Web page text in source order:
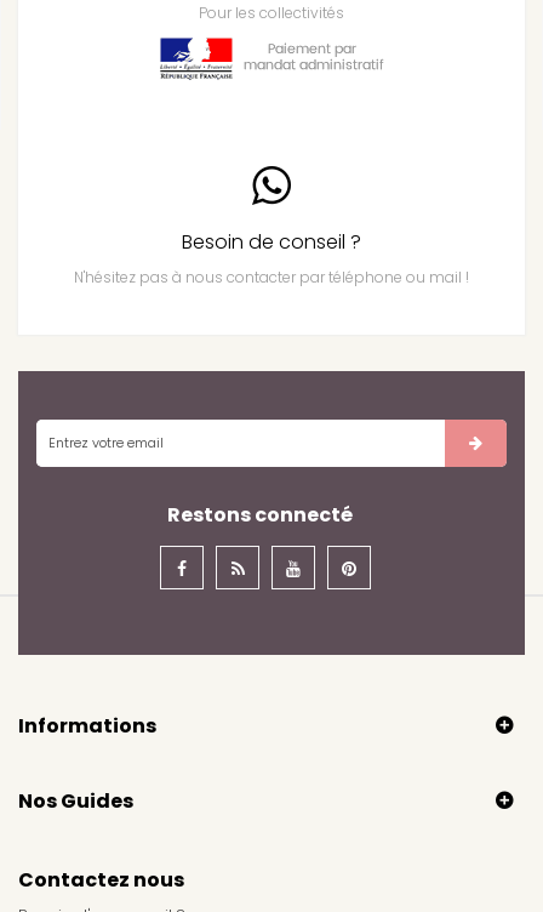
Pour les collectivités
Besoin de conseil ?
N'hésitez pas à nous contacter par téléphone ou mail !
Restons connecté
Informations
Nos Guides
Contactez nous